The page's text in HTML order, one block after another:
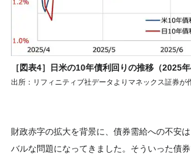
［図表4］日米の10年債利回りの推移（2025年
出所：リフィニティブ社データよりマネックス証券が
財政赤字の拡大を背景に、債券需給への不安
バルな問題になってきました。そういった債